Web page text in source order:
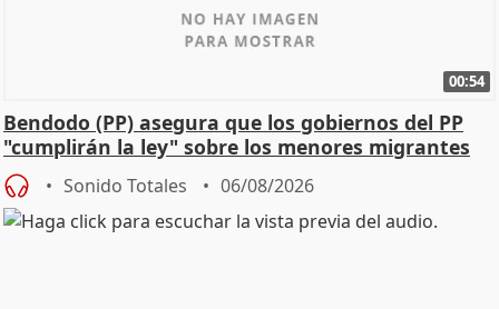
00:54
Bendodo (PP) asegura que los gobiernos del PP
"cumplirán la ley" sobre los menores migrantes
Sonido Totales 06/08/2026